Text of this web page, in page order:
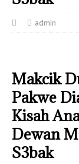
admin
Makcik
Pakwe
Kisah
Dewan
S3bak